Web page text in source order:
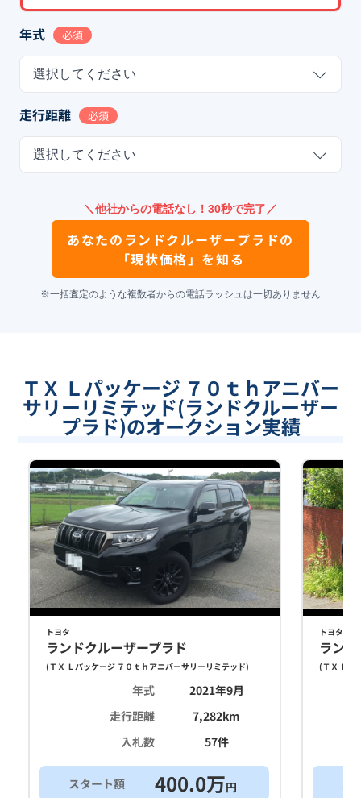
年式 必須
選択してください
走行距離 必須
選択してください
＼他社からの電話なし！30秒で完了／
あなたの ランドクルーザープラドの
「現状価格」を知る
※一括査定のような複数者からの電話ラッシュは一切ありません
ＴＸ Ｌパッケージ ７０ｔｈアニバー
サリーリミテッド(ランドクルーザー
プラド)のオークション実績
トヨタ
ランドクルーザープラド
(ＴＸ Ｌパッケージ ７０ｔｈアニバーサリーリミテッド)
年式
2021年9月
走行距離
7,282km
入札数
57件
スタート額 400.0万円
トヨタ
ラン
(ＴＸ Ｌパ